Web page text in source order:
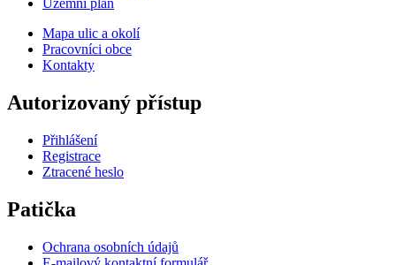
Mapa ulic a okolí
Pracovníci obce
Kontakty
Autorizovaný přístup
Přihlášení
Registrace
Ztracené heslo
Patička
Ochrana osobních údajů